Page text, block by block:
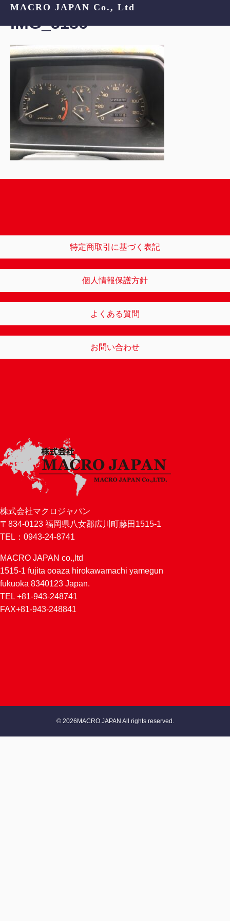
MACRO JAPAN Co., Ltd
IMG_5186
特定商取引に基づく表記
個人情報保護方針
よくある質問
お問い合わせ
株式会社マクロジャパン
〒834-0123 福岡県八女郡広川町藤田1515-1
TEL：0943-24-8741
MACRO JAPAN co.,ltd
1515-1 fujita ooaza hirokawamachi yamegun
fukuoka 8340123 Japan.
TEL +81-943-248741
FAX+81-943-248841
© 2026MACRO JAPAN All rights reserved.